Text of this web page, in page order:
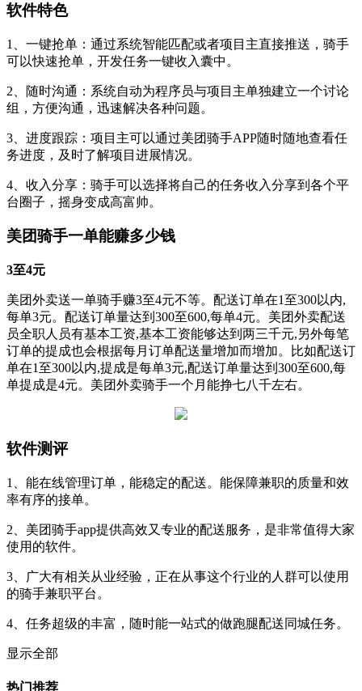
软件特色
1、一键抢单：通过系统智能匹配或者项目主直接推送，骑手
可以快速抢单，开发任务一键收入囊中。
2、随时沟通：系统自动为程序员与项目主单独建立一个讨论
组，方便沟通，迅速解决各种问题。
3、进度跟踪：项目主可以通过美团骑手APP随时随地查看任
务进度，及时了解项目进展情况。
4、收入分享：骑手可以选择将自己的任务收入分享到各个平
台圈子，摇身变成高富帅。
美团骑手一单能赚多少钱
3至4元
美团外卖送一单骑手赚3至4元不等。配送订单在1至300以内,
每单3元。配送订单量达到300至600,每单4元。美团外卖配送
员全职人员有基本工资,基本工资能够达到两三千元,另外每笔
订单的提成也会根据每月订单配送量增加而增加。比如配送订
单在1至300以内,提成是每单3元,配送订单量达到300至600,每
单提成是4元。美团外卖骑手一个月能挣七八千左右。
软件测评
1、能在线管理订单，能稳定的配送。能保障兼职的质量和效
率有序的接单。
2、美团骑手app提供高效又专业的配送服务，是非常值得大家
使用的软件。
3、广大有相关从业经验，正在从事这个行业的人群可以使用
的骑手兼职平台。
4、任务超级的丰富，随时能一站式的做跑腿配送同城任务。
显示全部
热门推荐